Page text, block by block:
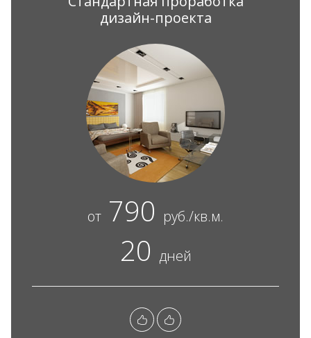
дизайн-проекта
от 790 руб./кв.м.
20 дней